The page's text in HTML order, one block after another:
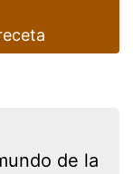
de la